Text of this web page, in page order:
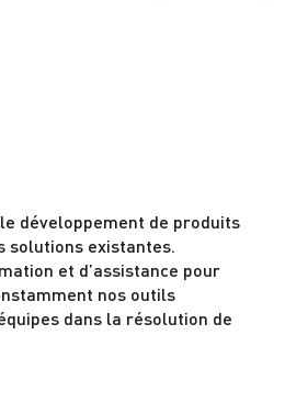
le développement de produits
solutions existantes.
et d’assistance pour
nos outils
dans la résolution de